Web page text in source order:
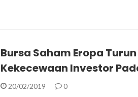
Bursa Saham Eropa
Kekecewaan Investor
20/02/2019 0